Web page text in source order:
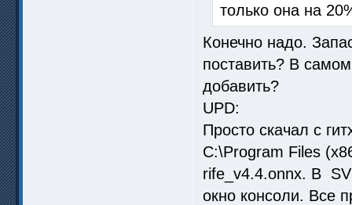
только она на
Конечно надо.
поставить? В
добавить?
UPD:
Просто скачал с
C:\Program Files
rife_v4.4.onnx. В
окно консоли. Все